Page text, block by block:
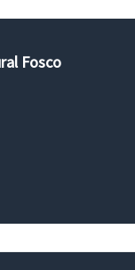
Fosco